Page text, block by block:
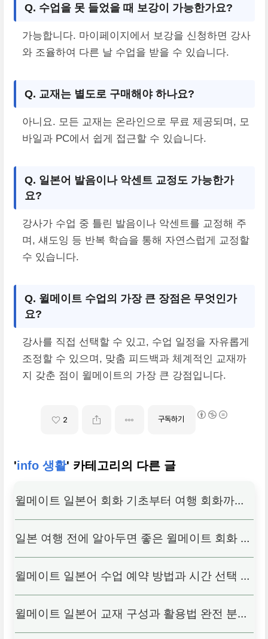
Q. 수업을 못 들었을 때 보강이 가능한가요?
가능합니다. 마이페이지에서 보강을 신청하면 강사
와 조율하여 다른 날 수업을 받을 수 있습니다.
Q. 교재는 별도로 구매해야 하나요?
아니요. 모든 교재는 온라인으로 무료 제공되며, 모
바일과 PC에서 쉽게 접근할 수 있습니다.
Q. 일본어 발음이나 악센트 교정도 가능한가
요?
강사가 수업 중 틀린 발음이나 악센트를 교정해 주
며, 섀도잉 등 반복 학습을 통해 자연스럽게 교정할
수 있습니다.
Q. 윌메이트 수업의 가장 큰 장점은 무엇인가
요?
강사를 직접 선택할 수 있고, 수업 일정을 자유롭게
조정할 수 있으며, 맞춤 피드백과 체계적인 교재까
지 갖춘 점이 윌메이트의 가장 큰 강점입니다.
2 구독하기
'info 생활' 카테고리의 다른 글
윌메이트 일본어 회화 기초부터 여행 회화까지
일본 여행 전에 알아두면 좋은 윌메이트 회화 표
윌메이트 일본어 수업 예약 방법과 시간 선택 팁
윌메이트 일본어 교재 구성과 활용법 완전 분석